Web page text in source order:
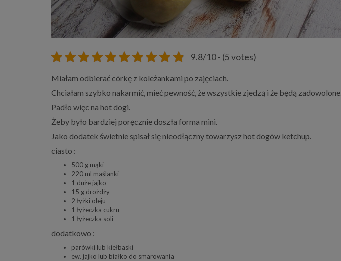
9.8/10 - (5 votes)
Miałam odbierać córkę z koleżankami po zajęciach.
Chciałam szybko nakarmić, mieć pewność, że wszystkie zjedzą i że będą zadowolone.
Padło więc na hot dogi.
Żeby było bardziej poręcznie doszła forma mini.
Jako dodatek świetnie spisał się nieodłączny towarzysz hot dogów ketchup.
ciasto :
500 g mąki
220 ml maślanki
1 duże jajko
15 g drożdży
2 łyżki oleju
1 łyżeczka cukru
1 łyżeczka soli
dodatkowo :
parówki lub kiełbaski
ew. jajko lub białko do smarowania